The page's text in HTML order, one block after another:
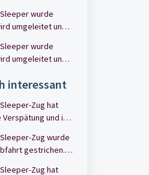
wurde
umgeleitet und
Ich wurde
informiert
wurde
umgeleitet und
Ich bin
interessant
Zug hat
und ich
Zug wurde
gestrichen.
Zug hat